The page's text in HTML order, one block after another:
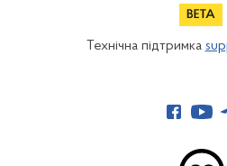
Технічна підтримка